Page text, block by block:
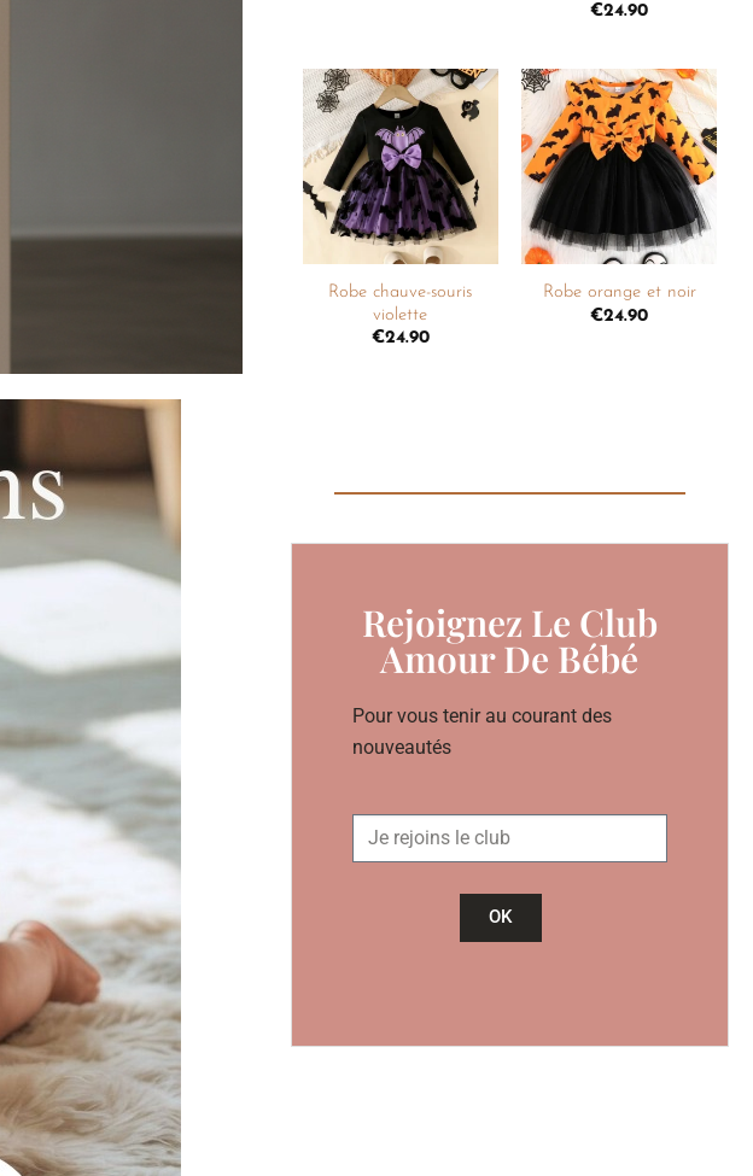
€24.90
Ajouter
à la
liste de
souhaits
+
Robe chauve-souris
violette
€24.90
Ajouter
à la
liste de
souhaits
+
Robe orange et noir
€24.90
Rejoignez Le Club
Amour De Bébé
Pour vous tenir au courant des
nouveautés
OK